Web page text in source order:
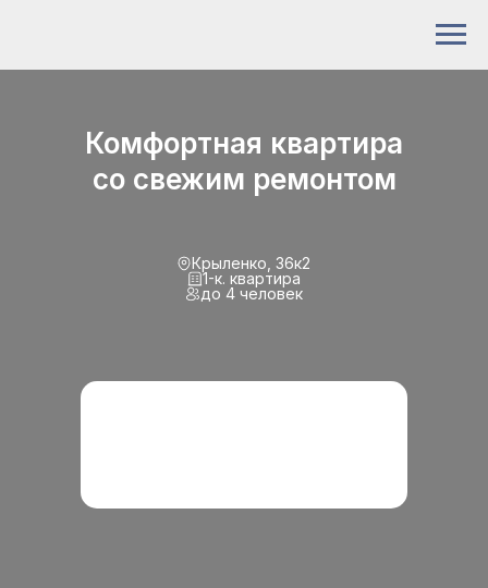
Комфортная квартира
со свежим ремонтом
Крыленко, 36к2
1-к. квартира
до 4 человек